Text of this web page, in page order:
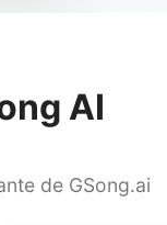
AI
de GSong.ai